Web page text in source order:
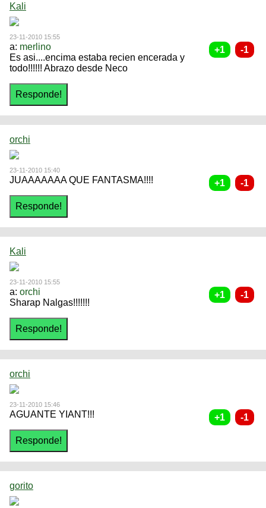
Kali
23-11-2010 15:55
a: merlino
Es asi....encima estaba recien encerada y
todo!!!!!! Abrazo desde Neco
orchi
23-11-2010 15:40
JUAAAAAAA QUE FANTASMA!!!!
Kali
23-11-2010 15:55
a: orchi
Sharap Nalgas!!!!!!!
orchi
23-11-2010 15:46
AGUANTE YIANT!!!
gorito